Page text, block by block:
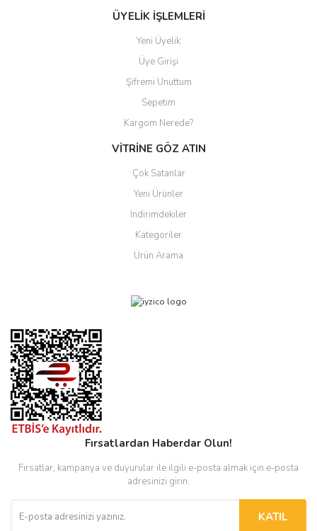
ÜYELİK İŞLEMLERİ
Yeni Üyelik
Üye Girişi
Şifremi Unuttum
Sepetim
Kargom Nerede?
VİTRİNE GÖZ ATIN
Çok Satanlar
Yeni Ürünler
İndirimdekiler
Kategoriler
Ürün Arama
Fırsatlardan Haberdar Olun!
Fırsatlar, kampanya ve duyurular ile ilgili e-posta almak için e-posta
adresinizi girin.
KATIL